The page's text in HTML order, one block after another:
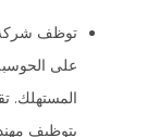
توظف شركة
على
المستهلك.
بتوظيف